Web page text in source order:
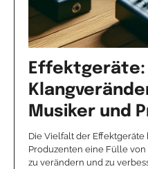
Effektgeräte:
Musiker und
Die Vielfalt der Effektgeräte
Produzenten eine Fülle
zu verändern und zu